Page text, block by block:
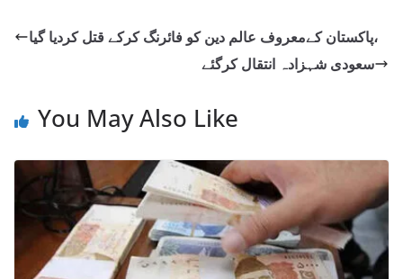
پاکستان کےمعروف عالم دین کو فائرنگ کرکے قتل کردیا گیا،
سعودی شہزادہ انتقال کرگئے
You May Also Like